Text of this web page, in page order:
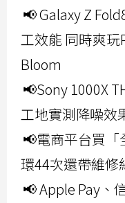
📢 Galaxy Z
工效能 同時爽
Bloom
📢Sony 1000X
工地實測降噪效
📢電商平台買
環44次還帶維修
📢 Apple Pay、